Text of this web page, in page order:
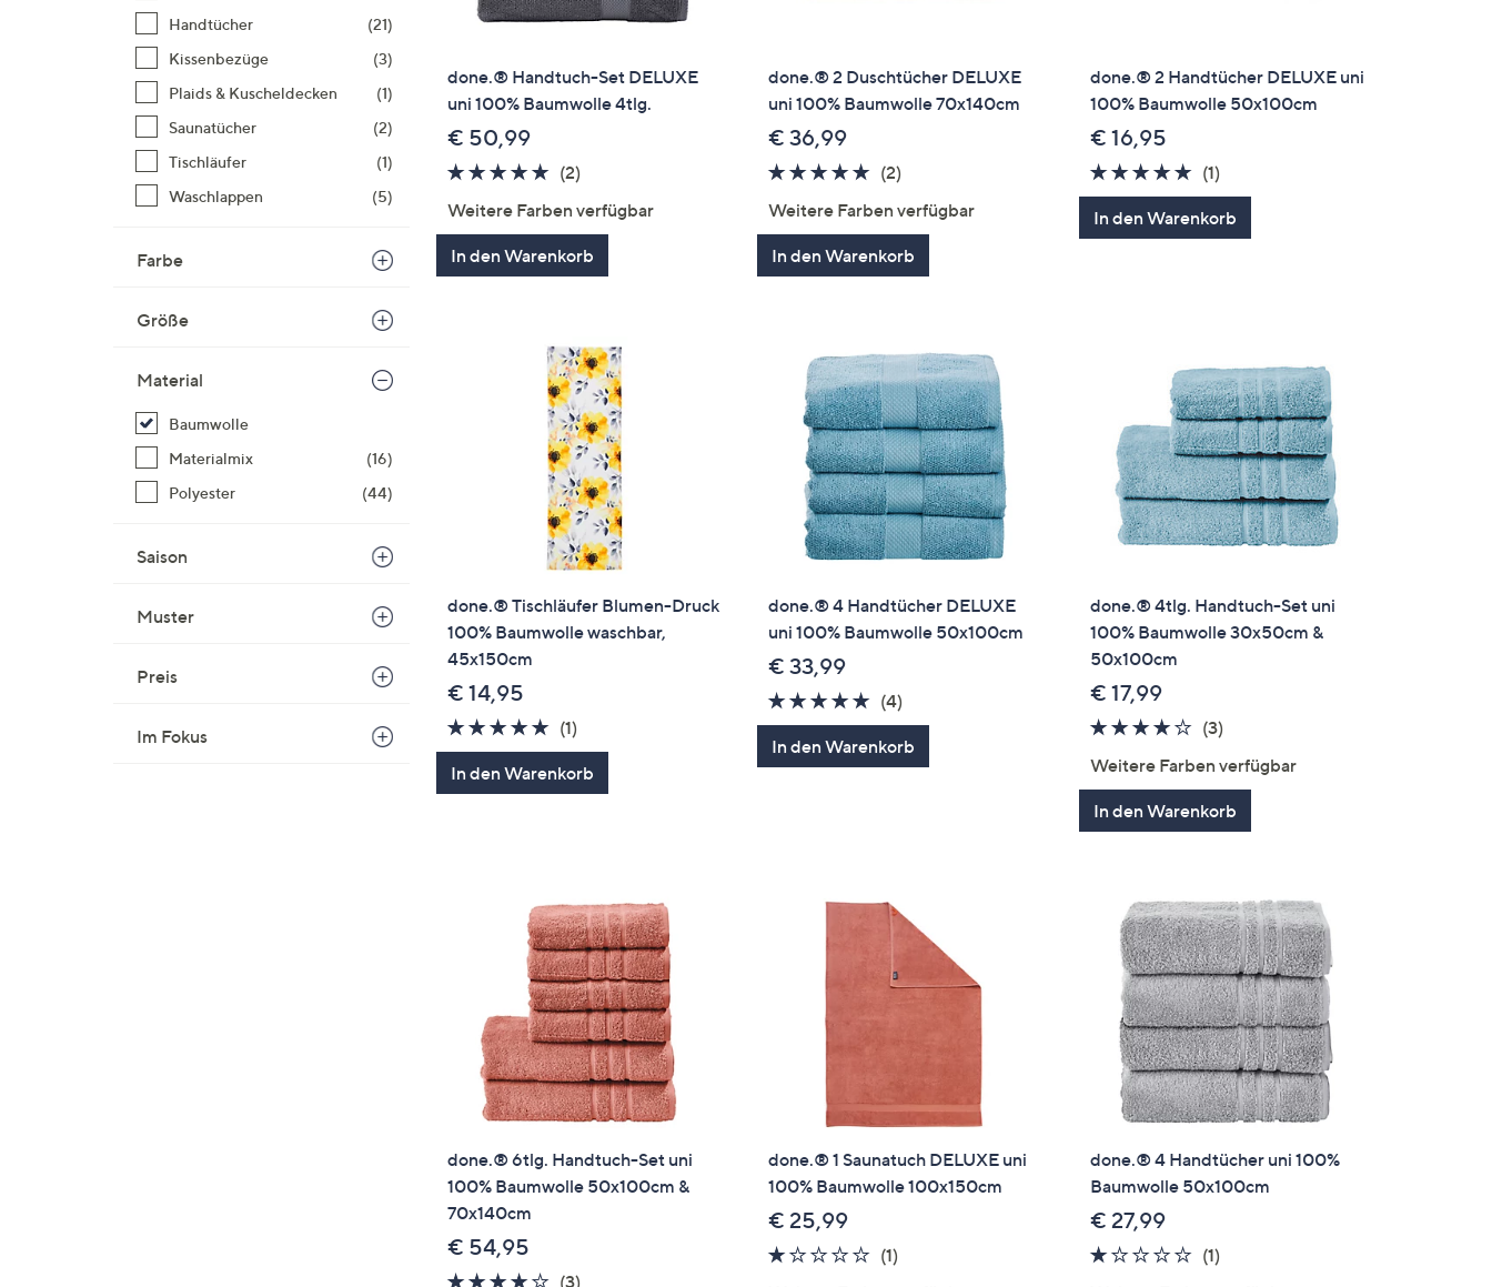
Handtücher
(21)
Kissenbezüge
(3)
Plaids & Kuscheldecken
(1)
Saunatücher
(2)
Tischläufer
(1)
Waschlappen
(5)
Farbe
Größe
Material
Baumwolle
Materialmix
(16)
Polyester
(44)
Saison
Muster
Preis
Im Fokus
done.® Handtuch-Set DELUXE
uni 100% Baumwolle 4tlg.
€ 50,99
5.0
(2)2
Weitere Farben verfügbar
In den Warenkorb
done.® 2 Duschtücher DELUXE
uni 100% Baumwolle 70x140cm
€ 36,99
5.0
(2)
Weitere Farben verfügbar
In den Warenkorb
done.® 2 Handtücher DELUXE uni
100% Baumwolle 50x100cm
€ 16,95
5.0
von
5
(1)
Bewertungen
In den Warenkorb
done.® Tischläufer Blumen-Druck
100% Baumwolle waschbar,
45x150cm
€ 14,95
5.0
von
5
(1)1
Bewertungen
In den Warenkorb
done.® 4 Handtücher DELUXE
uni 100% Baumwolle 50x100cm
€ 33,99
4.8
von
5
(4)
Bewertungen
In den Warenkorb
done.® 4tlg. Handtuch-Set uni
100% Baumwolle 30x50cm &
50x100cm
€ 17,99
4.0
5
(3)
Weitere Farben verfügbar
In den Warenkorb
done.® 6tlg. Handtuch-Set uni
100% Baumwolle 50x100cm &
70x140cm
€ 54,95
3.7
(3)3
done.® 1 Saunatuch DELUXE uni
100% Baumwolle 100x150cm
€ 25,99
1.0
(1)
done.® 4 Handtücher uni 100%
Baumwolle 50x100cm
€ 27,99
1.0
(1)